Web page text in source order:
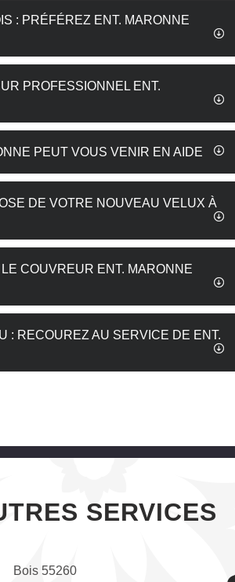
: PRÉFÉREZ ENT. MARONNE
PROFESSIONNEL ENT.
PEUT VOUS VENIR EN AIDE
DE VOTRE NOUVEAU VELUX À
COUVREUR ENT. MARONNE
: RECOUREZ AU SERVICE DE ENT.
SERVICES
Bois 55260